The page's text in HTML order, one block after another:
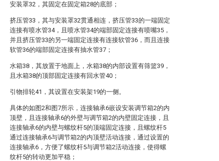
安装罩32，其固定在固定箱28的底部；
挤压管33，其与安装罩32贯通相连，挤压管33的一端固定
连接有喷水管34，且喷水管34的端部固定连接有喷嘴35，
并且挤压管33的另一端固定连接有连接软管36，而且连接
软管36的端部固定连接有抽水管37；
水箱38，其放置于地面上，水箱38的内部设置有筛篮39，
且水箱38的顶部固定连接有回水管40；
引物排轮41，其设置在安装架19的一侧。
具体的如图2和图7所示，连接轴承6嵌设安装调节箱2的内
顶壁，且连接轴承6的外壁与调节箱2的内壁固定连接，且
连接轴承6的内壁与螺纹杆5的顶端固定连接，且螺纹杆5
通过连接轴承6与调节箱2的内顶壁活动连接，通过设置的
连接轴承6，方便了螺纹杆5与调节箱2活动连接，使得螺
纹杆5的转动更加平稳；